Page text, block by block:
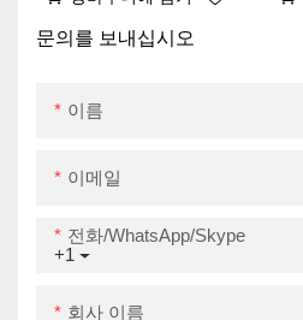
USB+WIFI)
문의를 보내십시오
이름
이메일
+1
전화/WhatsApp/Skype
회사 이름